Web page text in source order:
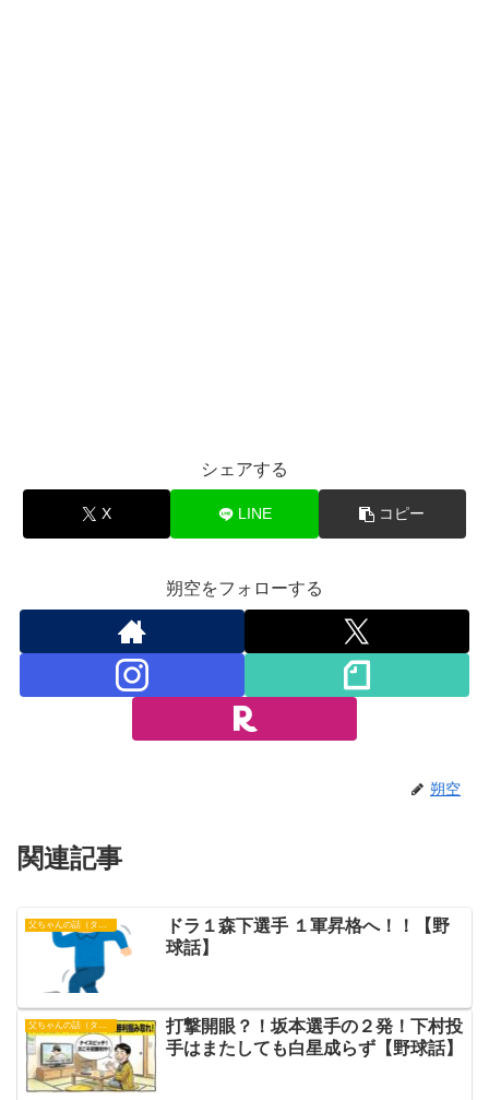
シェアする
X LINE コピー
朔空をフォローする
朔空
関連記事
父ちゃんの話（タイガース）
ドラ１森下選手 １軍昇格へ！！【野
球話】
打撃開眼？！坂本選手の２発！下村投
手はまたしても白星成らず​【野球話】